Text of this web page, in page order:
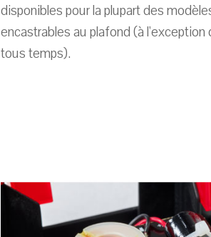
disponibles pour la plupart des
encastrables au plafond (à l'exception
tous temps).